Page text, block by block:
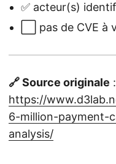
✅ acteur(s)
⬜ pas de CVE à
🔗 Source originale :
https://
6-million-payment-
analysis/